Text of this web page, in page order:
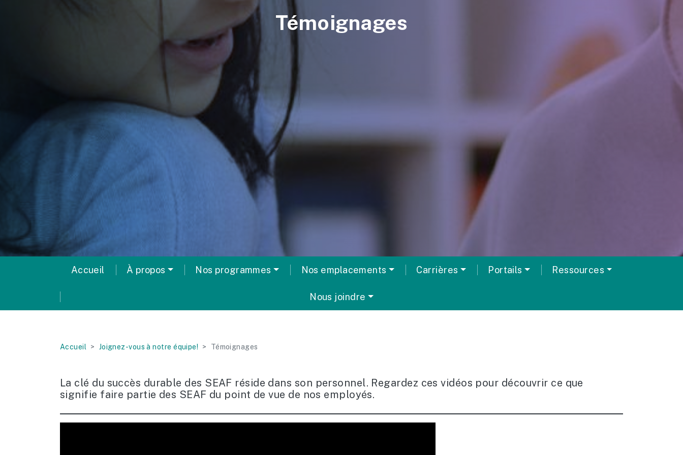
Témoignages
Accueil À propos Nos programmes Nos emplacements Carrières Portails Ressources
Nous joindre
Accueil Joignez-vous à notre équipe! Témoignages
La clé du succès durable des SEAF réside dans son personnel. Regardez ces vidéos pour découvrir ce que
signifie faire partie des SEAF du point de vue de nos employés.